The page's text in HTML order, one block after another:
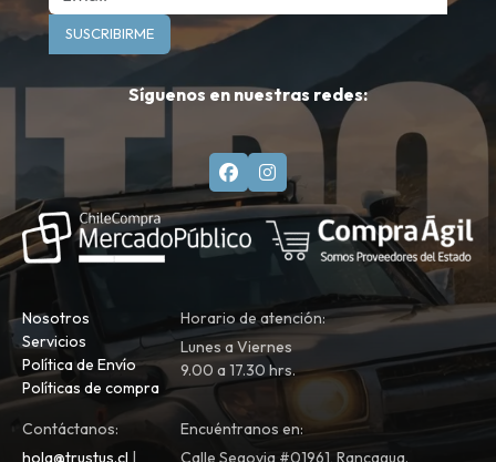
SUSCRIBIRME
Síguenos en nuestras redes:
Nosotros
Servicios
Política de Envío
Políticas de compra
Horario de atención:
Lunes a Viernes
9.00 a 17.30 hrs.
Contáctanos:
hola@trustus.cl |
Encuéntranos en:
Calle Segovia #01961, Rancagua.